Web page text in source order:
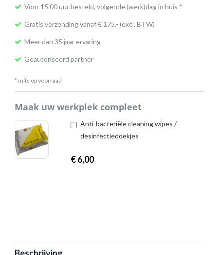
Maak uw werkplek compleet
Anti-bacteriële cleaning wipes /
desinfectiedoekjes
€6,00
Voor 15.00 uur besteld, volgende (werk)dag in huis *
Gratis verzending vanaf € 175,- (excl. BTW)
Meer dan 35 jaar ervaring
Geautoriseerd partner
* mits op voorraad